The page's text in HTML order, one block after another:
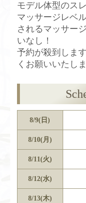
モデル体型のス
マッサージレベ
されるマッサー
いなし！
予約が殺到しま
くお願いいたしま
8/9(日)
8/10(月)
8/11(火)
8/12(水)
8/13(木)